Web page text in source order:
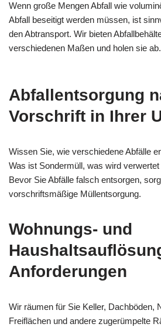
Wenn große Mengen Abfall wie
Abfall beseitigt werden müssen, ist
den Abtransport. Wir bieten
verschiedenen Maßen und holen sie ab.
Abfallentsorgung
Vorschrift in Ihrer
Wissen Sie, wie verschiedene Abfälle
Was ist Sondermüll, was wird
Bevor Sie Abfälle falsch entsorgen,
vorschriftsmäßige Müllentsorgung.
Wohnungs- und
Anforderungen
Wir räumen für Sie Keller, Dachböden,
Freiflächen und andere zugerümpelte